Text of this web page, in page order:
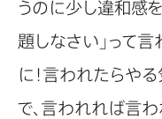
うのに少し違和感
題しなさい」って言
に！言われたらやる
で、言われれば言